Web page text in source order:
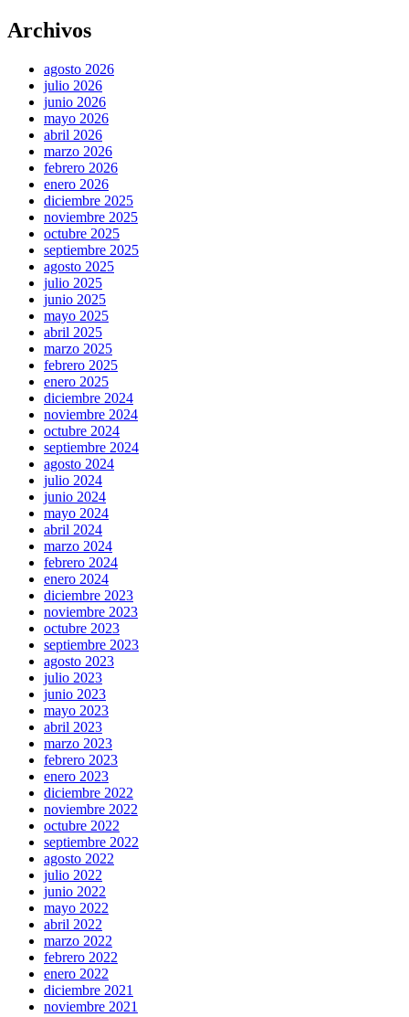
Archivos
agosto 2026
julio 2026
junio 2026
mayo 2026
abril 2026
marzo 2026
febrero 2026
enero 2026
diciembre 2025
noviembre 2025
octubre 2025
septiembre 2025
agosto 2025
julio 2025
junio 2025
mayo 2025
abril 2025
marzo 2025
febrero 2025
enero 2025
diciembre 2024
noviembre 2024
octubre 2024
septiembre 2024
agosto 2024
julio 2024
junio 2024
mayo 2024
abril 2024
marzo 2024
febrero 2024
enero 2024
diciembre 2023
noviembre 2023
octubre 2023
septiembre 2023
agosto 2023
julio 2023
junio 2023
mayo 2023
abril 2023
marzo 2023
febrero 2023
enero 2023
diciembre 2022
noviembre 2022
octubre 2022
septiembre 2022
agosto 2022
julio 2022
junio 2022
mayo 2022
abril 2022
marzo 2022
febrero 2022
enero 2022
diciembre 2021
noviembre 2021